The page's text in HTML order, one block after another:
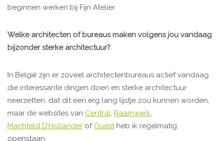
beginnen werken bij Fijn Atelier.
Welke architecten of bureaus maken volgens jou vandaag
bijzonder sterke architectuur?
In België zijn er zoveel architectenbureaus actief vandaag
die interessante dingen doen en sterke architectuur
neerzetten, dat dit een erg lang lijstje zou kunnen worden,
maar de websites van Central, Raamwerk,
Machteld D’Hollander of Ouestheb ik regelmatig
openstaan.